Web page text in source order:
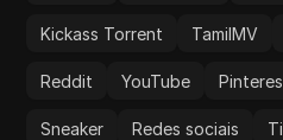
Kickass Torrent TamilMV
Reddit YouTube
Sneaker Redes sociais